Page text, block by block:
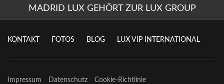
MADRID LUX GEHÖRT ZUR LUX GROUP
KONTAKT FOTOS BLOG LUX VIP INTERNATIONAL
Impressum Datenschutz Cookie-Richtlinie